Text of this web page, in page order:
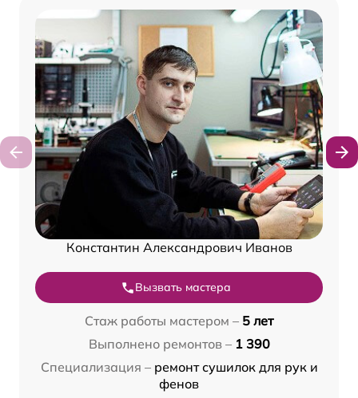
Константин Александрович Иванов
Вызвать мастера
Стаж работы мастером – 5 лет
Выполнено ремонтов – 1 390
Специализация – ремонт сушилок для рук и
фенов